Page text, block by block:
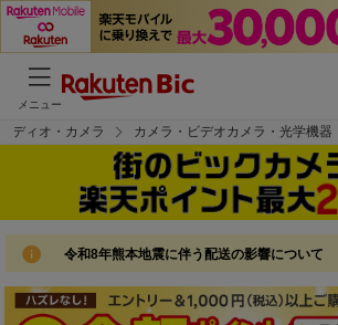
メニュー
ディオ・カメラ カメラ・ビデオカメラ・光学機器
令和8年熊本地震に伴う配送の影響について